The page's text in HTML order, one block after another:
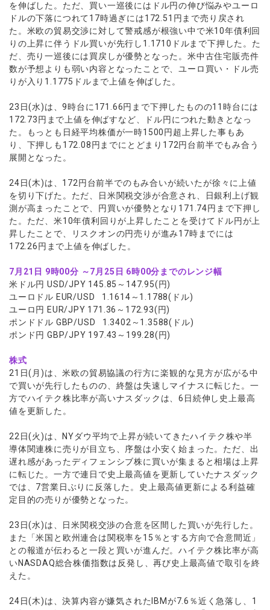
を伸ばした。ただ、買い一巡後にはドル円の伸び悩みやユーロ
ドルの下落につれて17時過ぎには172.51円まで売り戻され
た。米欧の貿易交渉に対して警戒感が根強い中で米10年債利回
りの上昇に伴うドル買いが先行し1.1710ドルまで下押した。た
だ、売り一巡後には買戻しが優勢となった。米中古住宅販売件
数が予想よりも弱い内容となったことで、ユーロ買い・ドル売
りが入り1.1775ドルまで上値を伸ばした。
23日(水)は、9時台に171.66円まで下押したものの11時台には
172.73円まで上値を伸ばすなど、ドル円につれた動きとなっ
た。もっとも日経平均株価が一時1500円超上昇した事もあ
り、下押しも172.08円までにとどまり172円台前半でもみ合う
展開となった。
24日(木)は、172円台前半でのもみ合いが続いたが徐々に上値
を切り下げた。ただ、日米関税交渉が合意され、日銀利上げ観
測が高まったことで、円買いが優勢となり171.74円まで下押し
た。ただ、米10年債利回りが上昇したことを受けてドル円が上
昇したことで、リスクオンの円売りが進み17時までには
172.26円まで上値を伸ばした。
7月21日 9時00分 ～7月25日 6時00分までのレンジ幅
米ドル円 USD/JPY 145.85～147.95(円)
ユーロドル EUR/USD 1.1614～1.1788(ドル)
ユーロ円 EUR/JPY 171.36～172.93(円)
ポンドドル GBP/USD 1.3402～1.3588(ドル)
ポンド円 GBP/JPY 197.43～199.28(円)
株式
21日(月)は、米欧の貿易協議の行方に楽観的な見方が広がる中
で買いが先行したものの、終盤は失速しマイナスに転じた。一
方でハイテク株比率が高いナスダックは、6日続伸し史上最高
値を更新した。
22日(火)は、NYダウ平均で上昇が続いてきたハイテク株や半
導体関連株に売りが目立ち、序盤は小安く始まった。ただ、出
遅れ感があったディフェンシブ株に買いが集まると相場は上昇
に転じた。一方で連日で史上最高値を更新していたナスダック
では、7営業日ぶりに反落した。史上最高値更新による利益確
定目的の売りが優勢となった。
23日(水)は、日米関税交渉の合意を区間した買いが先行した。
また「米国と欧州連合は関税率を15％とする方向で合意間近」
との報道が伝わると一段と買いが進んだ。ハイテク株比率が高
いNASDAQ総合株価指数は反発し、再び史上最高値で取引を終
えた。
24日(木)は、決算内容が嫌気されたIBMが7.6％近く急落し、1